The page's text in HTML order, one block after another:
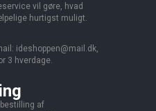
vil gøre, hvad
hurtigst muligt.
ideshoppen@mail.dk,
3 hverdage.
af